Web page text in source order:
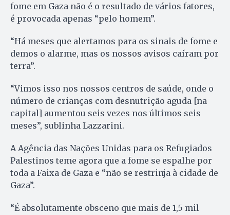
fome em Gaza não é o resultado de vários fatores,
é provocada apenas “pelo homem”.
“Há meses que alertamos para os sinais de fome e
demos o alarme, mas os nossos avisos caíram por
terra”.
“Vimos isso nos nossos centros de saúde, onde o
número de crianças com desnutrição aguda [na
capital] aumentou seis vezes nos últimos seis
meses”, sublinha Lazzarini.
A Agência das Nações Unidas para os Refugiados
Palestinos teme agora que a fome se espalhe por
toda a Faixa de Gaza e “não se restrinja à cidade de
Gaza”.
“É absolutamente obsceno que mais de 1,5 mil